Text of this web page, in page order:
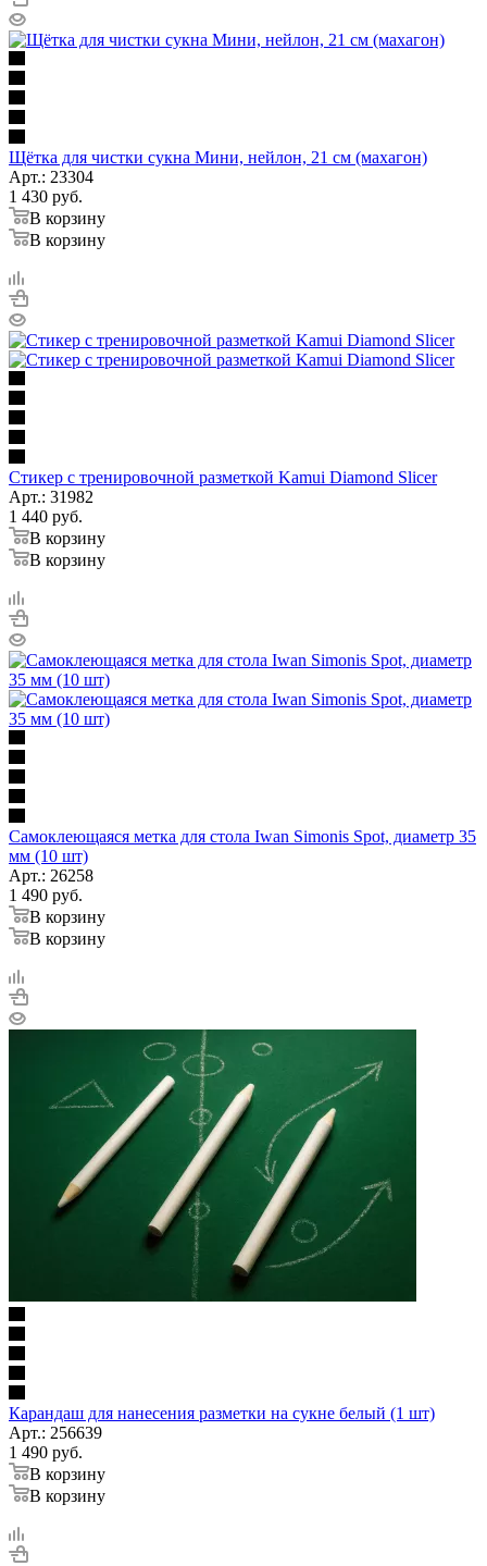
Щётка для чистки сукна Мини, нейлон, 21 см (махагон)
Арт.: 23304
1 430 руб.
В корзину
В корзину
Стикер с тренировочной разметкой Kamui Diamond Slicer
Арт.: 31982
1 440 руб.
В корзину
В корзину
Самоклеющаяся метка для стола Iwan Simonis Spot, диаметр 35
мм (10 шт)
Арт.: 26258
1 490 руб.
В корзину
В корзину
Карандаш для нанесения разметки на сукне белый (1 шт)
Арт.: 256639
1 490 руб.
В корзину
В корзину